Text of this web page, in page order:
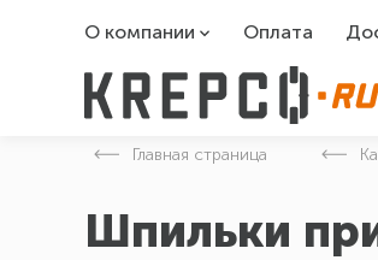
О компании
О компании
Оплата
Главная страница
Шпильки